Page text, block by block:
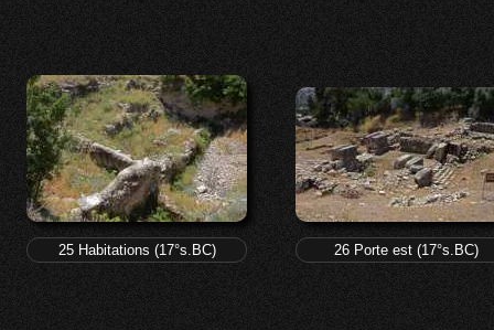
25 Habitations (17°s.BC) 26 Porte est (17°s.BC)